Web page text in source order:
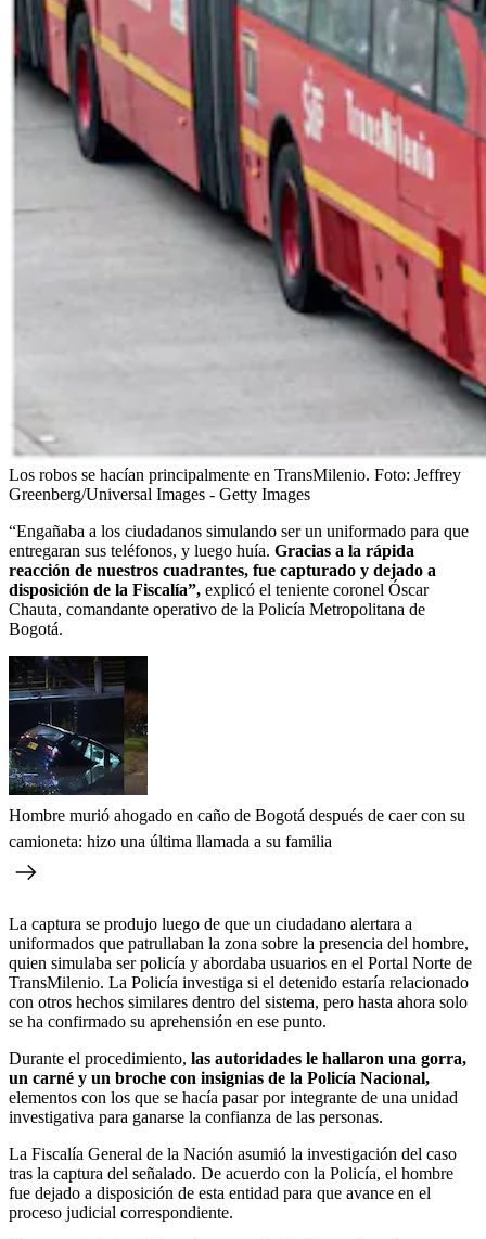
Los robos se hacían principalmente en TransMilenio. Foto: Jeffrey
Greenberg/Universal Images - Getty Images
“Engañaba a los ciudadanos simulando ser un uniformado para que
entregaran sus teléfonos, y luego huía. Gracias a la rápida
reacción de nuestros cuadrantes, fue capturado y dejado a
disposición de la Fiscalía”, explicó el teniente coronel Óscar
Chauta, comandante operativo de la Policía Metropolitana de
Bogotá.
Hombre murió ahogado en caño de Bogotá después de caer con su
camioneta: hizo una última llamada a su familia
La captura se produjo luego de que un ciudadano alertara a
uniformados que patrullaban la zona sobre la presencia del hombre,
quien simulaba ser policía y abordaba usuarios en el Portal Norte de
TransMilenio. La Policía investiga si el detenido estaría relacionado
con otros hechos similares dentro del sistema, pero hasta ahora solo
se ha confirmado su aprehensión en ese punto.
Durante el procedimiento, las autoridades le hallaron una gorra,
un carné y un broche con insignias de la Policía Nacional,
elementos con los que se hacía pasar por integrante de una unidad
investigativa para ganarse la confianza de las personas.
La Fiscalía General de la Nación asumió la investigación del caso
tras la captura del señalado. De acuerdo con la Policía, el hombre
fue dejado a disposición de esta entidad para que avance en el
proceso judicial correspondiente.